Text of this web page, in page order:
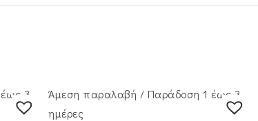
3
Άμεση παραλαβή / Παράδoση 1 έως 3
ημέρες